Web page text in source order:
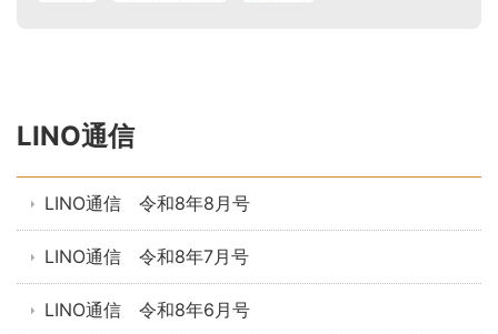
LINO通信
LINO通信 令和8年8月号
LINO通信 令和8年7月号
LINO通信 令和8年6月号